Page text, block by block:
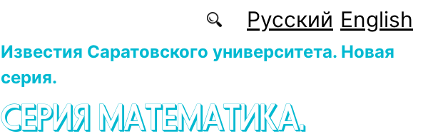
Русский English
Известия Саратовского университета. Новая
серия.
СЕРИЯ МАТЕМАТИКА.